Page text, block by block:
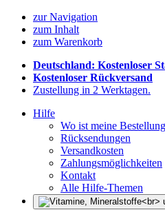
zur Navigation
zum Inhalt
zum Warenkorb
Deutschland: Kostenloser
Kostenloser Rückversand
Zustellung in 2 Werktagen.
Hilfe
Wo ist meine
Rücksendungen
Versandkosten
Zahlungsmöglichkeiten
Kontakt
Alle Hilfe-Themen